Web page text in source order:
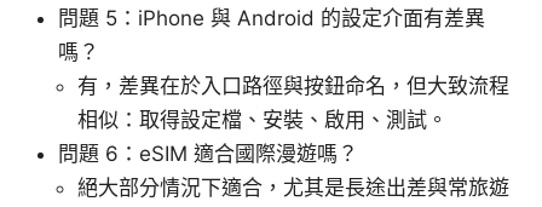
問題 5：iPhone 與 Android 的設定介面有差異
嗎？
有，差異在於入口路徑與按鈕命名，但大致流程
相似：取得設定檔、安裝、啟用、測試。
問題 6：eSIM 適合國際漫遊嗎？
絕大部分情況下適合，尤其是長途出差與常旅遊